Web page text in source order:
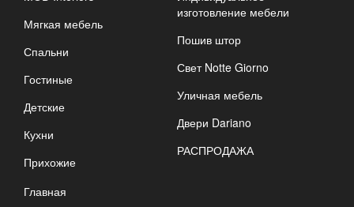
Мягкая мебель
Спальни
Гостиные
Детские
Кухни
Прихожие
изготовление мебели
Пошив штор
Свет Notte Giorno
Уличная мебель
Двери Dariano
РАСПРОДАЖА
Главная